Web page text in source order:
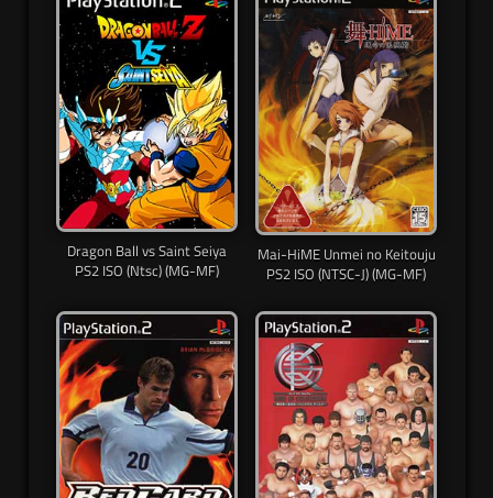
Dragon Ball vs Saint Seiya
PS2 ISO (Ntsc) (MG-MF)
Mai-HiME Unmei no Keitouju
PS2 ISO (NTSC-J) (MG-MF)